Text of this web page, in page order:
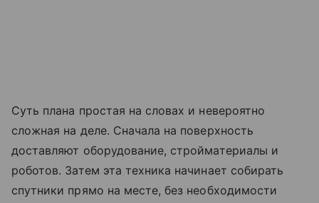
Суть плана простая на словах и невероятно
сложная на деле. Сначала на поверхность
доставляют оборудование, стройматериалы и
роботов. Затем эта техника начинает собирать
спутники прямо на месте, без необходимости